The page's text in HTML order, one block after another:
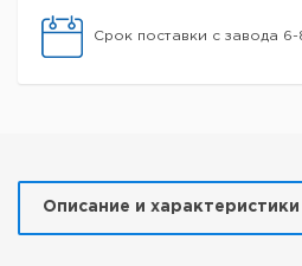
Срок поставки с завода 6-
Описание и характеристики